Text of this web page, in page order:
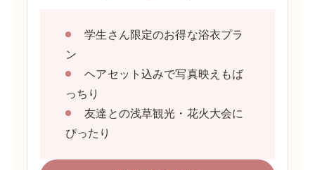
学生さん限定のお得な浴衣プラ
ン
ヘアセット込みで写真映えもば
っちり
友達との浅草観光・花火大会に
ぴったり